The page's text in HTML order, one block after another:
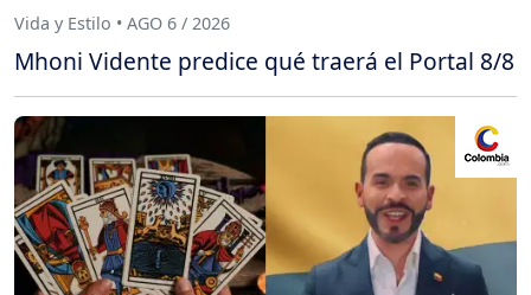
Vida y Estilo • AGO 6 / 2026
Mhoni Vidente predice qué traerá el Portal 8/8